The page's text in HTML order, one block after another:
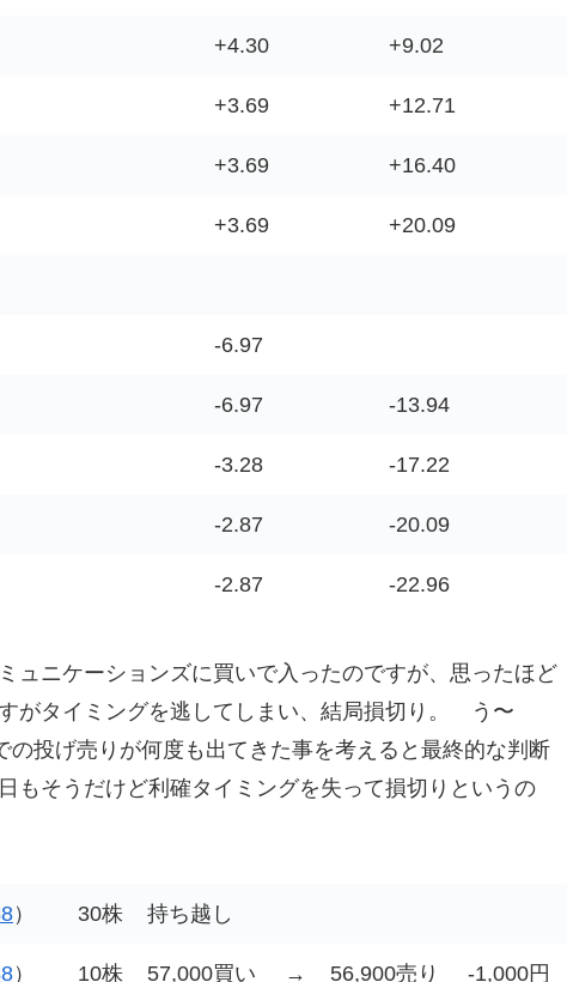
+4.30 +9.02
+3.69 +12.71
+3.69 +16.40
+3.69 +20.09
-6.97
-6.97 -13.94
-3.28 -17.22
-2.87 -20.09
-2.87 -22.96
ュニケーションズに買いで入ったのですが、思ったほど
がタイミングを逃してしまい、結局損切り。 う〜
投げ売りが何度も出てきた事を考えると最終的な判断
そうだけど利確タイミングを失って損切りというの
） 30株 持ち越し
） 10株 57,000買い → 56,900売り -1,000円